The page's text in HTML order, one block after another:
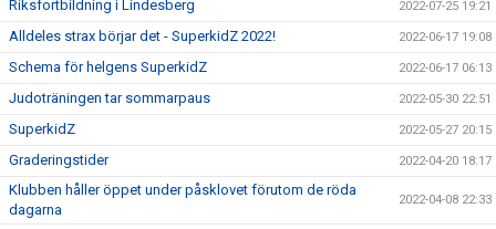
Riksfortbildning i Lindesberg 2022-07-25 19:21
Alldeles strax börjar det - SuperkidZ 2022! 2022-06-17 19:08
Schema för helgens SuperkidZ 2022-06-17 06:13
Judoträningen tar sommarpaus 2022-05-30 22:51
SuperkidZ 2022-05-27 20:15
Graderingstider 2022-04-20 18:17
Klubben håller öppet under påsklovet förutom de röda
dagarna
2022-04-08 22:33